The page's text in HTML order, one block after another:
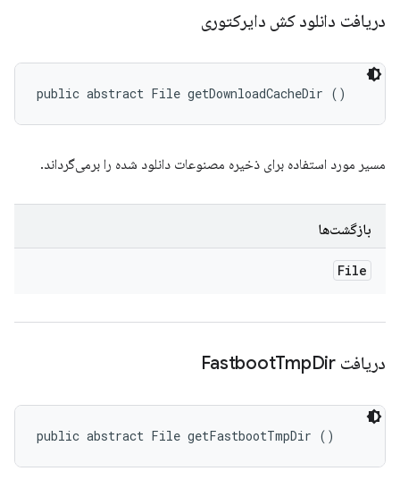
دریافت دانلود کش دایرکتوری
public abstract File getDownloadCacheDir ()
مسیر مورد استفاده برای ذخیره مصنوعات دانلود شده را برمی‌گرداند.
بازگشت‌ها
File
دریافت Fastboot TmpDir
public abstract File getFastbootTmpDir ()